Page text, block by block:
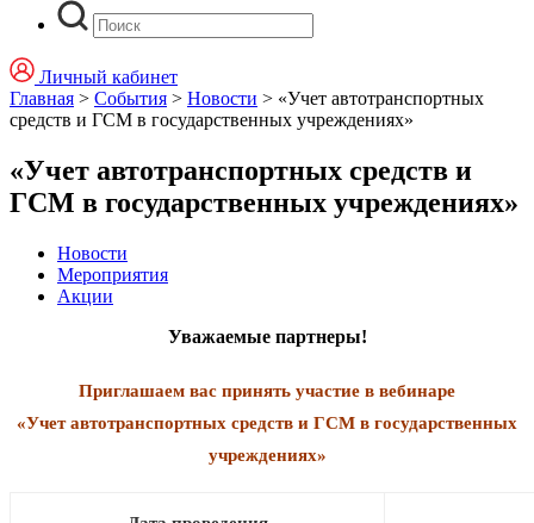
Личный кабинет
Главная > События > Новости > «Учет автотранспортных
средств и ГСМ в государственных учреждениях»
«Учет автотранспортных средств и
ГСМ в государственных учреждениях»
Новости
Мероприятия
Акции
Уважаемые партнеры!
Приглашаем вас принять участие в вебинаре
«Учет автотранспортных средств и ГСМ в государственных
учреждениях»